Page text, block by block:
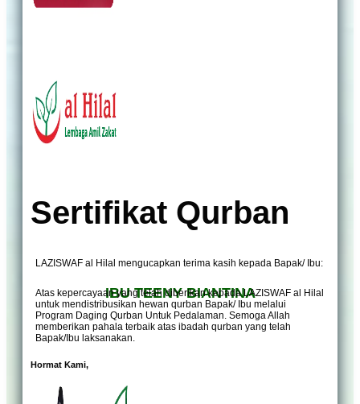
Sertifikat Qurban
LAZISWAF al Hilal mengucapkan terima kasih kepada Bapak/ Ibu:
IBU TEENY BIANTINA
Atas kepercayaan yang telah diberikan kepada LAZISWAF al Hilal
untuk mendistribusikan hewan qurban Bapak/ Ibu melalui
Program Daging Qurban Untuk Pedalaman. Semoga Allah
memberikan pahala terbaik atas ibadah qurban yang telah
Bapak/Ibu laksanakan.
Hormat Kami,